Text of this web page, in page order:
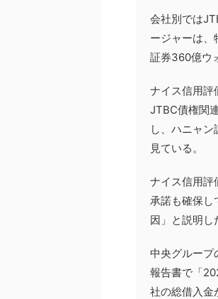
会社別では
ージャーは、
証券360億ウ
ナイス信用評
JTBC債権関
し、ハニャ
見ている。
ナイス信用評
承諾も確保し
因」と説明し
中央グループ
報告書で「
社の総借入金